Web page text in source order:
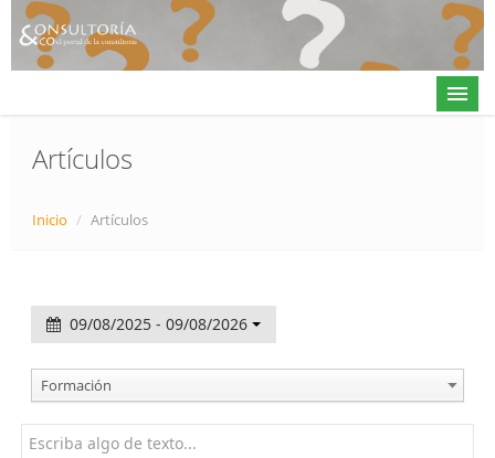
Contacto
𝕏
Artículos
Inicio / Artículos
09/08/2025 - 09/08/2026
Formación